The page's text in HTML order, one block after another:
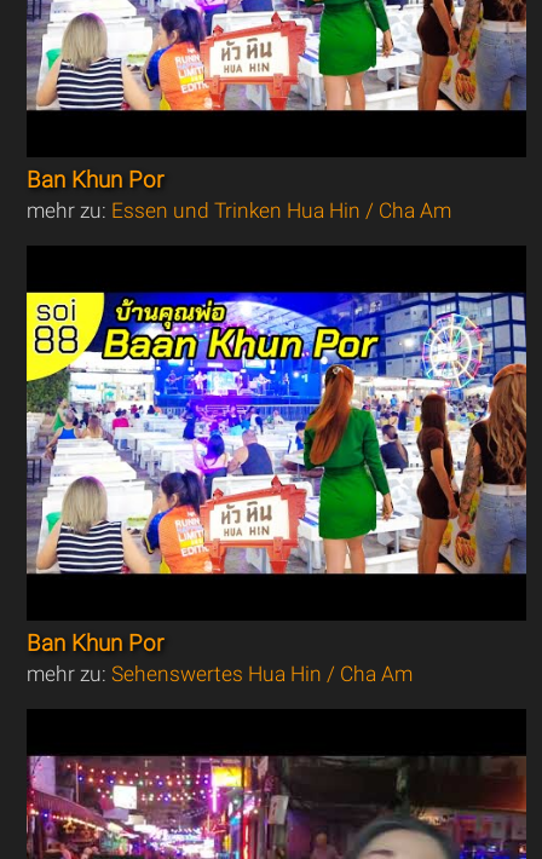
Ban Khun Por
mehr zu: Essen und Trinken Hua Hin / Cha Am
Ban Khun Por
mehr zu:Sehenswertes Hua Hin / Cha Am